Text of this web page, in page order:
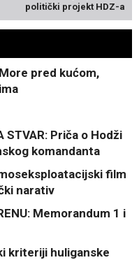
politički projekt HDZ-a
More pred kućom,
STVAR: Priča o Hodži
komandanta
film
narativ
Memorandum 1 i
kriteriji huliganske